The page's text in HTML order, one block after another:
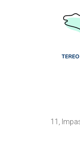
11,